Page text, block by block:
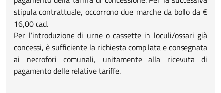
stipula contrattuale, occorrono due marche da bollo da €
16,00 cad.
Per l’introduzione di urne o cassette in loculi/ossari già
concessi, è sufficiente la richiesta compilata e consegnata
ai necrofori comunali, unitamente alla ricevuta di
pagamento delle relative tariffe.